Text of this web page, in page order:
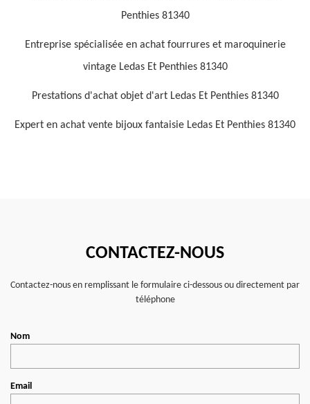
Penthies 81340
Entreprise spécialisée en achat fourrures et maroquinerie
vintage Ledas Et Penthies 81340
Prestations d'achat objet d'art Ledas Et Penthies 81340
Expert en achat vente bijoux fantaisie Ledas Et Penthies 81340
CONTACTEZ-NOUS
Contactez-nous en remplissant le formulaire ci-dessous ou directement par
téléphone
Nom
Email